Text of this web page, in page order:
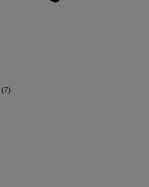
(7)